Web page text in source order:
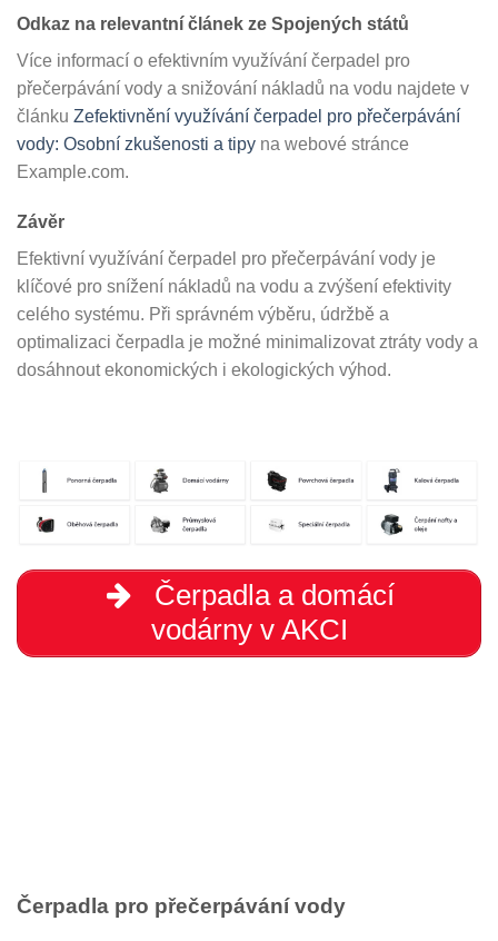
Odkaz na relevantní článek ze Spojených států
Více informací o efektivním využívání čerpadel pro
přečerpávání vody a snižování nákladů na vodu najdete v
článku Zefektivnění využívání čerpadel pro přečerpávání
vody: Osobní zkušenosti a tipy na webové stránce
Example.com.
Závěr
Efektivní využívání čerpadel pro přečerpávání vody je
klíčové pro snížení nákladů na vodu a zvýšení efektivity
celého systému. Při správném výběru, údržbě a
optimalizaci čerpadla je možné minimalizovat ztráty vody a
dosáhnout ekonomických i ekologických výhod.
Čerpadla a domácí
vodárny v AKCI
Čerpadla pro přečerpávání vody